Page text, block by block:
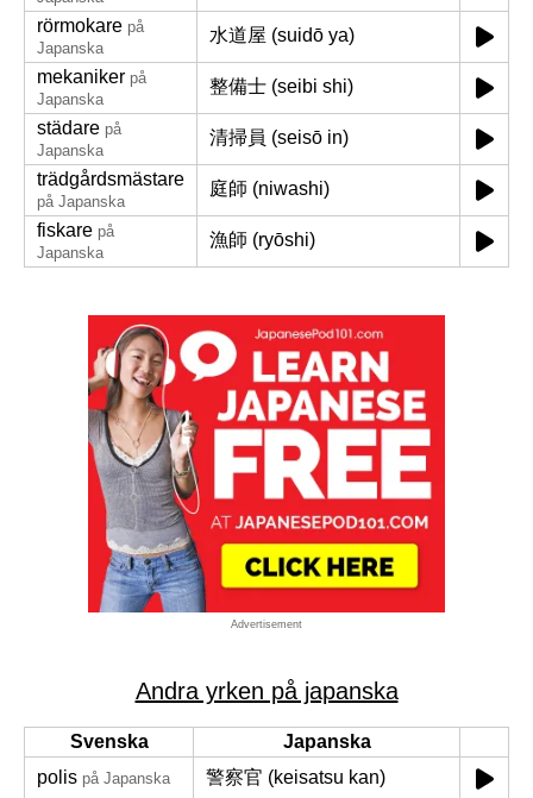
rörmokare på
Japanska
水道屋 (suidō ya)
mekaniker på
Japanska
整備士 (seibi shi)
städare på
Japanska
清掃員 (seisō in)
trädgårdsmästare
på Japanska
庭師 (niwashi)
fiskare på
Japanska
漁師 (ryōshi)
Advertisement
Andra yrken på japanska
Svenska
Japanska
polis på Japanska 警察官 (keisatsu kan)